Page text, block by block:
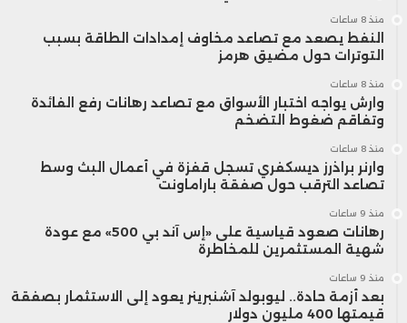
منذ 8 ساعات
النفط يصعد مع تصاعد مخاوف إمدادات الطاقة بسبب
التوترات حول مضيق هرمز
منذ 8 ساعات
وارش يواجه اختبار الأسواق مع تصاعد رهانات رفع الفائدة
وتفاقم ضغوط التضخم
منذ 8 ساعات
وارنر براذرز ديسكفري تسجل قفزة في أعمال البث وسط
تصاعد الترقب حول صفقة باراماونت
منذ 9 ساعات
رهانات صعود قياسية على «إس آند بي 500» مع عودة
شهية المستثمرين للمخاطرة
منذ 9 ساعات
بعد أزمة حادة.. ليوبولد آشنبرينر يعود إلى الاستثمار بصفقة
قيمتها 400 مليون دولار